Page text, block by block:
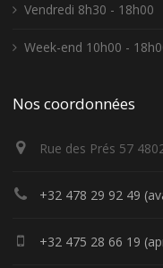
Vendredi 8h30 - 18h00
Week-end 10h00 -
Nos coordonnées
Rue des Prés 57
+32 478 29 92 49
+32 475 28 66 19